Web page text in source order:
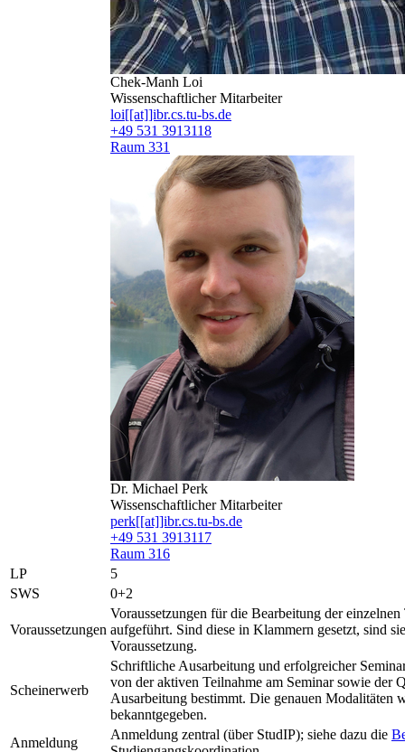
Chek-Manh Loi
Wissenschaftlicher Mitarbeiter
loi[[at]]ibr.cs.tu-bs.de
+49 531 3913118
Raum 331
Dr. Michael Perk
Wissenschaftlicher Mitarbeiter
perk[[at]]ibr.cs.tu-bs.de
+49 531 3913117
Raum 316
LP
5
SWS
0+2
Voraussetzungen
Voraussetzungen für die Bearbeitung der
aufgeführt. Sind diese in Klammern gesetzt, sind
Voraussetzung.
Scheinerwerb
Schriftliche Ausarbeitung und erfolgreicher
von der aktiven Teilnahme am Seminar sowie der
Ausarbeitung bestimmt. Die genauen
bekanntgegeben.
Anmeldung
Anmeldung zentral (über StudIP); siehe dazu die